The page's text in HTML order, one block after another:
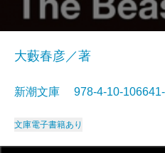
大藪春彦／著
新潮文庫 978-4-10-
文庫電子書籍あり